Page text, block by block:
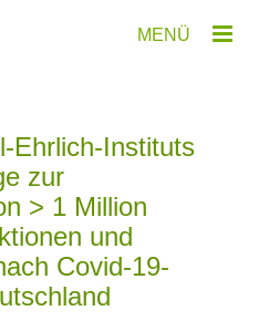
Ehrlich-Instituts
zur
> 1 Million
und
Covid-19-